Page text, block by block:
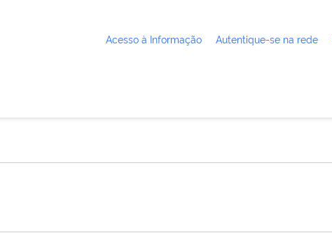
Acesso à Informação Autentique-se na rede